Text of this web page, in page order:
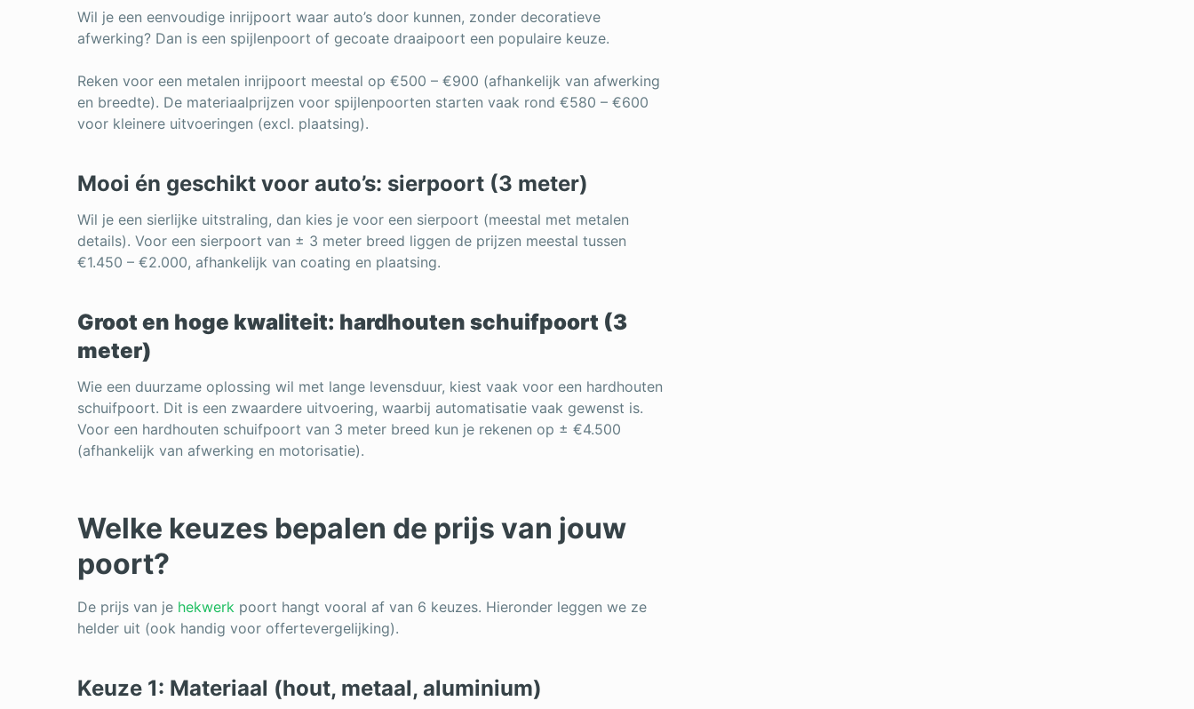
Wil je een eenvoudige inrijpoort waar auto’s door kunnen, zonder decoratieve
afwerking? Dan is een spijlenpoort of gecoate draaipoort een populaire keuze.
Reken voor een metalen inrijpoort meestal op €500 – €900 (afhankelijk van afwerking
en breedte). De materiaalprijzen voor spijlenpoorten starten vaak rond €580 – €600
voor kleinere uitvoeringen (excl. plaatsing).
Mooi én geschikt voor auto’s: sierpoort (3 meter)
Wil je een sierlijke uitstraling, dan kies je voor een sierpoort (meestal met metalen
details). Voor een sierpoort van ± 3 meter breed liggen de prijzen meestal tussen
€1.450 – €2.000, afhankelijk van coating en plaatsing.
Groot en hoge kwaliteit: hardhouten schuifpoort (3
meter)
Wie een duurzame oplossing wil met lange levensduur, kiest vaak voor een hardhouten
schuifpoort. Dit is een zwaardere uitvoering, waarbij automatisatie vaak gewenst is.
Voor een hardhouten schuifpoort van 3 meter breed kun je rekenen op ± €4.500
(afhankelijk van afwerking en motorisatie).
Welke keuzes bepalen de prijs van jouw
poort?
De prijs van je hekwerk poort hangt vooral af van 6 keuzes. Hieronder leggen we ze
helder uit (ook handig voor offertevergelijking).
Keuze 1: Materiaal (hout, metaal, aluminium)